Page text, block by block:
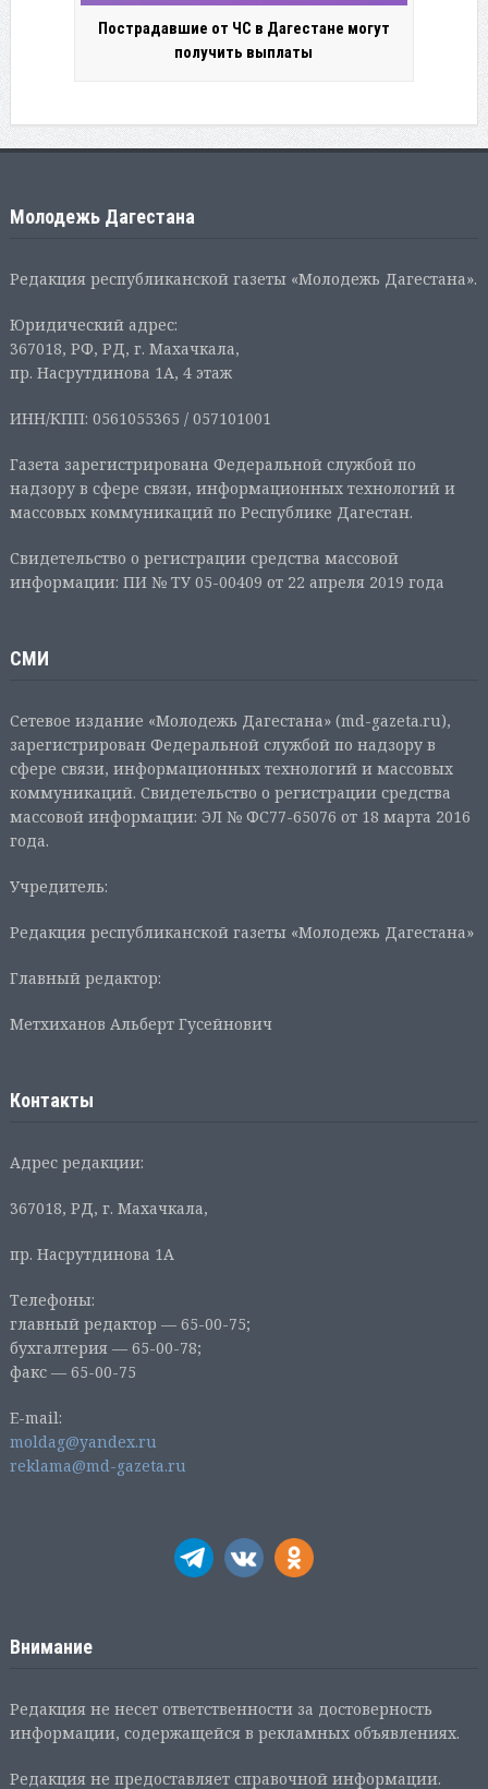
Пострадавшие от ЧС в Дагестане могут
получить выплаты
Молодежь Дагестана
Редакция республиканской газеты «Молодежь Дагестана».
Юридический адрес:
367018, РФ, РД, г. Махачкала,
пр. Насрутдинова 1А, 4 этаж
ИНН/КПП: 0561055365 / 057101001
Газета зарегистрирована Федеральной службой по
надзору в сфере связи, информационных технологий и
массовых коммуникаций по Республике Дагестан.
Свидетельство о регистрации средства массовой
информации: ПИ № ТУ 05-00409 от 22 апреля 2019 года
СМИ
Сетевое издание «Молодежь Дагестана» (md-gazeta.ru),
зарегистрирован Федеральной службой по надзору в
сфере связи, информационных технологий и массовых
коммуникаций. Свидетельство о регистрации средства
массовой информации: ЭЛ № ФС77-65076 от 18 марта 2016
года.
Учредитель:
Редакция республиканской газеты «Молодежь Дагестана»
Главный редактор:
Метхиханов Альберт Гусейнович
Контакты
Адрес редакции:
367018, РД, г. Махачкала,
пр. Насрутдинова 1А
Телефоны:
главный редактор — 65-00-75;
бухгалтерия — 65-00-78;
факс — 65-00-75
E-mail:
moldag@yandex.ru
reklama@md-gazeta.ru
Внимание
Редакция не несет ответственности за достоверность
информации, содержащейся в рекламных объявлениях.
Редакция не предоставляет справочной информации.